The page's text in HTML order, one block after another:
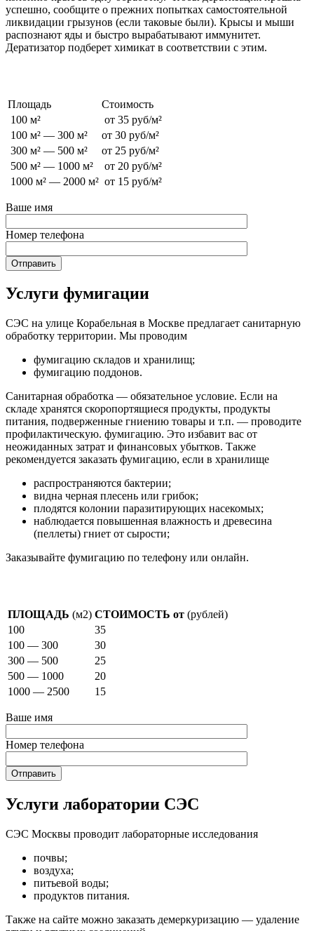
успешно, сообщите о прежних попытках самостоятельной
ликвидации грызунов (если таковые были). Крысы и мыши
распознают яды и быстро вырабатывают иммунитет.
Дератизатор подберет химикат в соответствии с этим.
Площадь
Стоимость
100 м²
от 35 руб/м²
100 м² — 300 м²
от 30 руб/м²
300 м² — 500 м²
от 25 руб/м²
500 м² — 1000 м²
от 20 руб/м²
1000 м² — 2000 м² от 15 руб/м²
Ваше имя
Номер телефона
Услуги фумигации
СЭС на улице Корабельная в Москве предлагает санитарную
обработку территории. Мы проводим
фумигацию складов и хранилищ;
фумигацию поддонов.
Санитарная обработка — обязательное условие. Если на
складе хранятся скоропортящиеся продукты, продукты
питания, подверженные гниению товары и т.п. — проводите
профилактическую. фумигацию. Это избавит вас от
неожиданных затрат и финансовых убытков. Также
рекомендуется заказать фумигацию, если в хранилище
распространяются бактерии;
видна черная плесень или грибок;
плодятся колонии паразитирующих насекомых;
наблюдается повышенная влажность и древесина
(пеллеты) гниет от сырости;
Заказывайте фумигацию по телефону или онлайн.
ПЛОЩАДЬ (м2) СТОИМОСТЬ от (рублей)
100
35
100 — 300
30
300 — 500
25
500 — 1000
20
1000 — 2500
15
Ваше имя
Номер телефона
Услуги лаборатории СЭС
СЭС Москвы проводит лабораторные исследования
почвы;
воздуха;
питьевой воды;
продуктов питания.
Также на сайте можно заказать демеркуризацию — удаление